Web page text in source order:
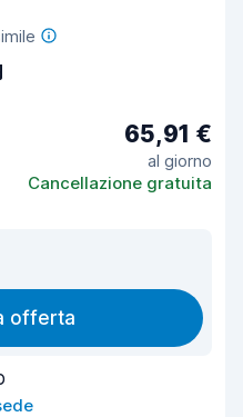
65,91 €
al giorno
Cancellazione gratuita
offerta